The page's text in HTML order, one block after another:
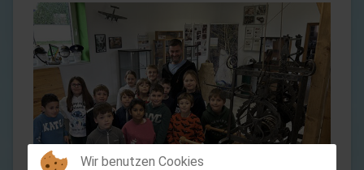
Wir benutzen Cookies